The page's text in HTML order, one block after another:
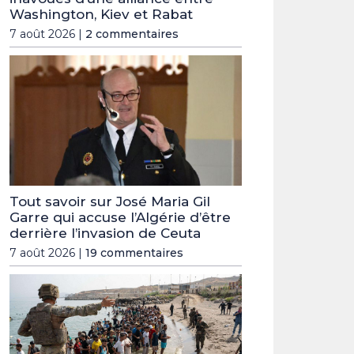
Washington, Kiev et Rabat
7 août 2026 | 2 commentaires
Tout savoir sur José Maria Gil
Garre qui accuse l’Algérie d’être
derrière l’invasion de Ceuta
7 août 2026 | 19 commentaires